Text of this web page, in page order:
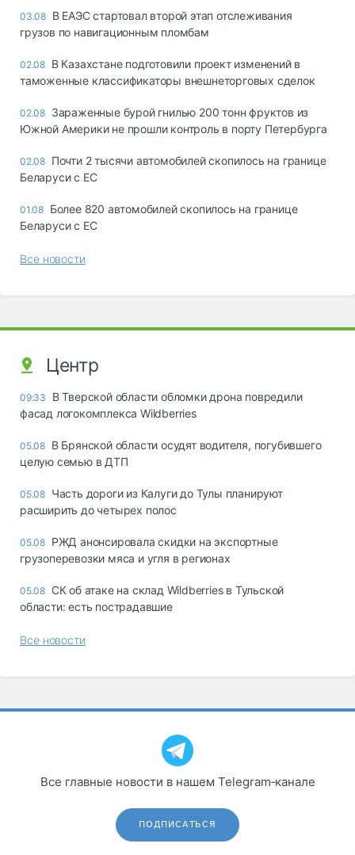
03.08 В ЕАЭС стартовал второй этап отслеживания
грузов по навигационным пломбам
02.08 В Казахстане подготовили проект изменений в
таможенные классификаторы внешнеторговых сделок
02.08 Зараженные бурой гнилью 200 тонн фруктов из
Южной Америки не прошли контроль в порту Петербурга
02.08 Почти 2 тысячи автомобилей скопилось на границе
Беларуси с ЕС
01.08 Более 820 автомобилей скопилось на границе
Беларуси с ЕС
Все новости
Центр
09:33
В Тверской области обломки дрона повредили
фасад логокомплекса Wildberries
05.08 В Брянской области осудят водителя, погубившего
целую семью в ДТП
05.08 Часть дороги из Калуги до Тулы планируют
расширить до четырех полос
05.08 РЖД анонсировала скидки на экспортные
грузоперевозки мяса и угля в регионах
05.08 СК об атаке на склад Wildberries в Тульской
области: есть пострадавшие
Все новости
Все главные новости в нашем Telegram‑канале
ПОДПИСАТЬСЯ